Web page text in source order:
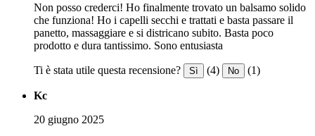
Non posso crederci! Ho finalmente trovato un balsamo solido
che funziona! Ho i capelli secchi e trattati e basta passare il
panetto, massaggiare e si districano subito. Basta poco
prodotto e dura tantissimo. Sono entusiasta
Ti è stata utile questa recensione? Sì (4) No (1)
Kc
20 giugno 2025